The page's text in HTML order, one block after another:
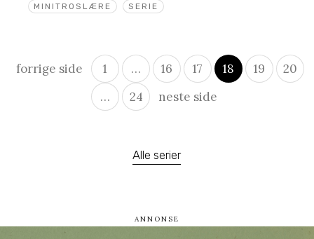
MINITROSLÆRE SERIE
Innleggsnavigasjon
forrige side 1 … 16 17 18 19
20
…
24 neste side
Alle serier